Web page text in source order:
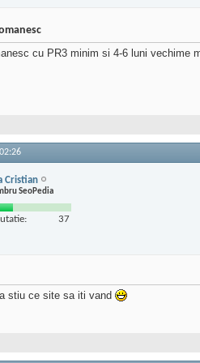
cu PR3 minim si 4-6 luni vechime
02:26
Cristian
SeoPedia
37
stiu ce site sa iti vand